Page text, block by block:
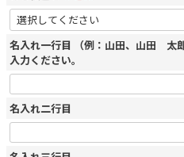
名入れ一行目 （例：山田、山田 太
入力ください。
名入れ二行目